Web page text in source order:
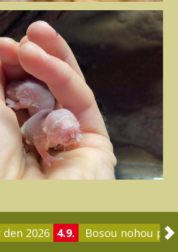
2026 4.9. Bosou nohou po